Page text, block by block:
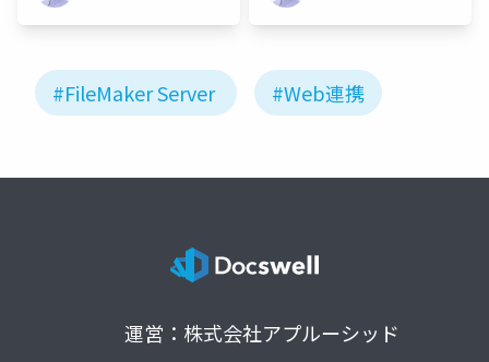
#FileMaker Server #Web連携
運営：株式会社アプルーシッド